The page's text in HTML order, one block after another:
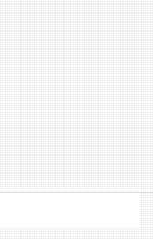
助成」
「赤い羽根 青少
ト「有機給食の
給食推進助成” 」